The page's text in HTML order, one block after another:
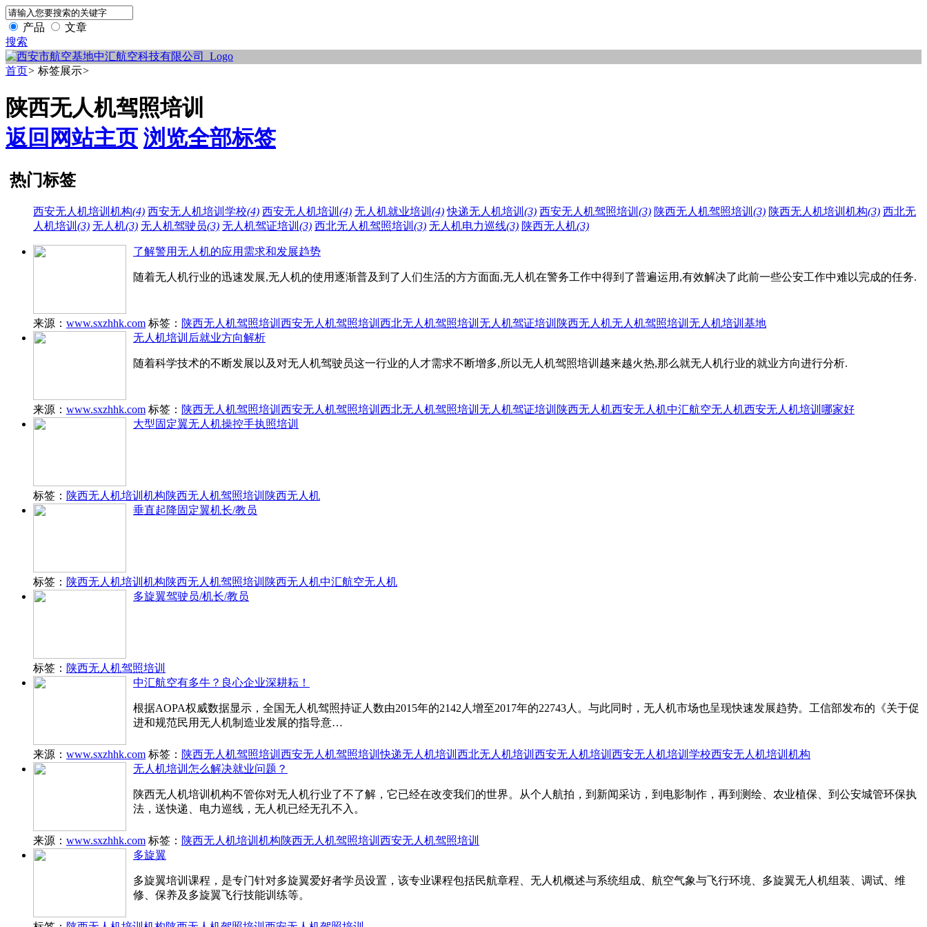
产品
文章
搜索
首页> 标签展示>
陕西无人机驾照培训
返回网站主页 浏览全部标签
热门标签
西安无人机培训机构(4) 西安无人机培训学校(4) 西安无人机培训 (4) 无人机就业培训 (4) 快递无人机培训 (3) 西安无人机驾照培训 (3) 陕西无人机驾照培训 (3) 陕西无人机培训机构(3) 西北无
人机培训 (3) 无人机(3) 无人机驾驶员(3) 无人机驾证培训 (3) 西北无人机驾照培训 (3) 无人机电力巡线(3) 陕西无人机(3)
了解警用无人机的应用需求和发展趋势
随着无人机行业的迅速发展,无人机的使用逐渐普及到了人们生活的方方面面,无人机在警务工作中得到了普遍运用,有效解决了此前一些公安工作中难以完成的任务.
来源： www.sxzhhk.com 标签： 陕西无人机驾照培训 西安无人机驾照培训 西北无人机驾照培训 无人机驾证培训 陕西无人机无人机驾照培训 无人机培训基地
无人机培训后就业方向解析
随着科学技术的不断发展以及对无人机驾驶员这一行业的人才需求不断增多,所以无人机驾照培训越来越火热,那么就无人机行业的就业方向进行分析.
来源： www.sxzhhk.com 标签： 陕西无人机驾照培训 西安无人机驾照培训 西北无人机驾照培训 无人机驾证培训 陕西无人机西安无人机中汇航空无人机西安无人机培训哪家好
大型固定翼无人机操控手执照培训
标签： 陕西无人机培训机构陕西无人机驾照培训 陕西无人机
垂直起降固定翼机长/教员
标签： 陕西无人机培训机构陕西无人机驾照培训 陕西无人机中汇航空无人机
多旋翼驾驶员/机长/教员
标签： 陕西无人机驾照培训
中汇航空有多牛？良心企业深耕耘！
根据AOPA权威数据显示，全国无人机驾照持证人数由2015年的2142人增至2017年的22743人。与此同时，无人机市场也呈现快速发展趋势。工信部发布的《关于促
进和规范民用无人机制造业发展的指导意…
来源： www.sxzhhk.com 标签： 陕西无人机驾照培训 西安无人机驾照培训快递无人机培训 西北无人机培训 西安无人机培训 西安无人机培训学校西安无人机培训机构
无人机培训怎么解决就业问题？
陕西无人机培训机构不管你对无人机行业了不了解，它已经在改变我们的世界。从个人航拍，到新闻采访，到电影制作，再到测绘、农业植保、到公安城管环保执
法，送快递、电力巡线，无人机已经无孔不入。
来源： www.sxzhhk.com 标签： 陕西无人机培训机构陕西无人机驾照培训 西安无人机驾照培训
多旋翼
多旋翼培训课程，是专门针对多旋翼爱好者学员设置，该专业课程包括民航章程、无人机概述与系统组成、航空气象与飞行环境、多旋翼无人机组装、调试、维
修、保养及多旋翼飞行技能训练等。